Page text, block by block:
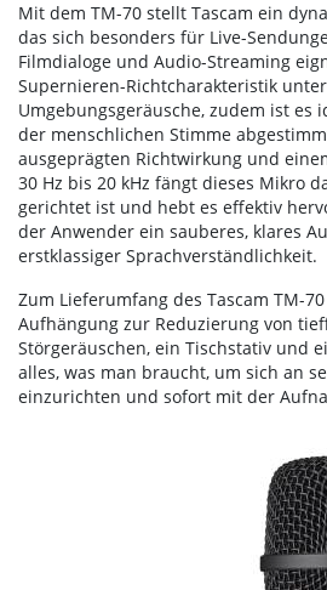
Mit dem TM-70 stellt Tascam ein
das sich besonders für Live-
Filmdialoge und Audio-Streaming
Supernieren-Richtcharakteristik
Umgebungsgeräusche, zudem ist es
der menschlichen Stimme
ausgeprägten Richtwirkung und
30 Hz bis 20 kHz fängt dieses Mikro
gerichtet ist und hebt es effektiv
der Anwender ein sauberes, klares
erstklassiger Sprachverständlichkeit.
Zum Lieferumfang des Tascam TM-
Aufhängung zur Reduzierung von
Störgeräuschen, ein Tischstativ und
alles, was man braucht, um sich an
einzurichten und sofort mit der